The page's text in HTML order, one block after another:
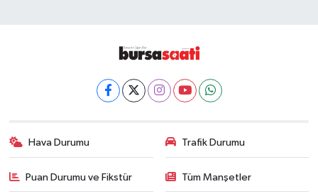
Hava Durumu Trafik Durumu
Puan Durumu ve Fikstür Tüm Manşetler